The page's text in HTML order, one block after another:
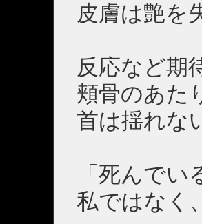
皮膚は艶を
反応など期
頬骨のあた
首は揺れな
「死んで
私ではなく